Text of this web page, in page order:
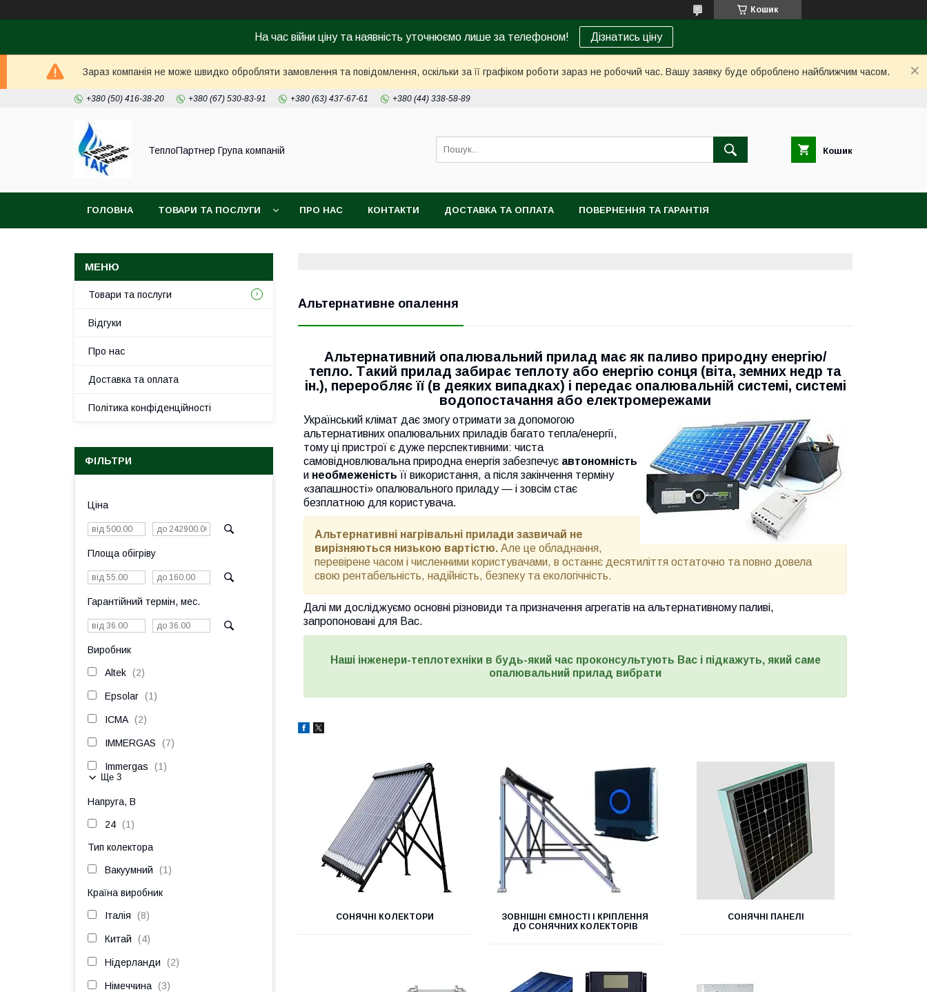
Кошик
На час війни ціну та наявність уточнюємо лише за телефоном! Дізнатись ціну
Зараз компанія не може швидко обробляти замовлення та повідомлення, оскільки за її графіком роботи зараз не робочий час. Вашу заявку буде оброблено найближчим часом.
+380 (50) 416-38-20 +380 (67) 530-83-91 +380 (63) 437-67-61 +380 (44) 338-58-89
ТеплоПартнер Група компаній Кошик
ГОЛОВНА ТОВАРИ ТА ПОСЛУГИ ПРО НАС КОНТАКТИ ДОСТАВКА ТА ОПЛАТА ПОВЕРНЕННЯ ТА ГАРАНТІЯ
Альтернативне опалення
Альтернативний опалювальний прилад має як паливо природну енергію/
тепло. Такий прилад забирає теплоту або енергію сонця (віта, земних недр та
ін.), переробляє її (в деяких випадках) і передає опалювальній системі, системі
водопостачання або електромережами
Український клімат дає змогу отримати за допомогою
альтернативних опалювальних приладів багато тепла/енергії,
тому ці пристрої є дуже перспективними: чиста
самовідновлювальна природна енергія забезпечує автономність
и необмеженість її використання, а після закінчення терміну
«запашності» опалювального приладу — і зовсім стає
безплатною для користувача.
Альтернативні нагрівальні прилади зазвичай не
вирізняються низькою вартістю. Але це обладнання,
перевірене часом і численними користувачами, в останнє десятиліття остаточно та повно довела
свою рентабельність, надійність, безпеку та екологічність.
Далі ми досліджуємо основні різновиди та призначення агрегатів на альтернативному паливі,
запропоновані для Вас.
Наші інженери-теплотехніки в будь-який час проконсультують Вас і підкажуть, який саме
опалювальний прилад вибрати
СОНЯЧНІ КОЛЕКТОРИ
ЗОВНІШНІ ЄМНОСТІ І КРІПЛЕННЯ
ДО СОНЯЧНИХ КОЛЕКТОРІВ
СОНЯЧНІ ПАНЕЛІ
Товари та послуги
Відгуки
Про нас
Доставка та оплата
Політика конфіденційності
ФІЛЬТРИ
Ціна
Площа обігріву
Гарантійний термін, мес.
Виробник
Altek 2
Epsolar 1
ICMA 2
IMMERGAS 7
Immergas 1
Ще 3
Напруга, В
24 1
Тип колектора
Вакуумний 1
Країна виробник
Італія 8
Китай 4
Нідерланди 2
Німеччина 3